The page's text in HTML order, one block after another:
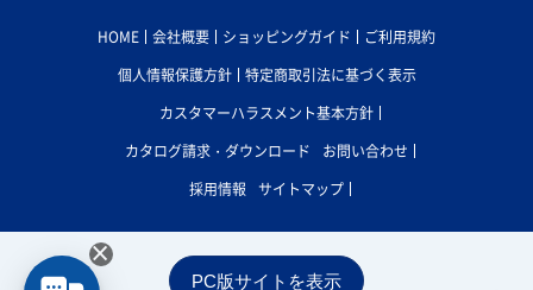
HOME 会社概要 ショッピングガイド
ご利用規約
個人情報保護方針
特定商取引法に基づく表示
カスタマーハラスメント基本方針
カタログ請求・ダウンロード
お問い合わせ
採用情報
サイトマップ
PC版サイトを表示
×